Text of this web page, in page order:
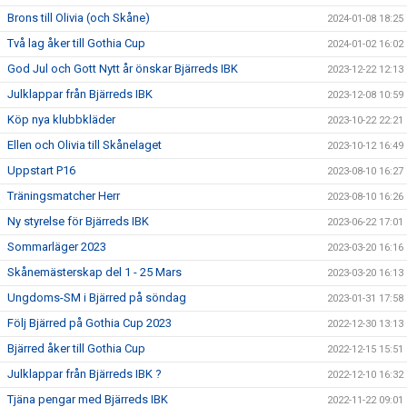
Brons till Olivia (och Skåne) 2024-01-08 18:25
Två lag åker till Gothia Cup 2024-01-02 16:02
God Jul och Gott Nytt år önskar Bjärreds IBK 2023-12-22 12:13
Julklappar från Bjärreds IBK 2023-12-08 10:59
Köp nya klubbkläder 2023-10-22 22:21
Ellen och Olivia till Skånelaget 2023-10-12 16:49
Uppstart P16 2023-08-10 16:27
Träningsmatcher Herr 2023-08-10 16:26
Ny styrelse för Bjärreds IBK 2023-06-22 17:01
Sommarläger 2023 2023-03-20 16:16
Skånemästerskap del 1 - 25 Mars 2023-03-20 16:13
Ungdoms-SM i Bjärred på söndag 2023-01-31 17:58
Följ Bjärred på Gothia Cup 2023 2022-12-30 13:13
Bjärred åker till Gothia Cup 2022-12-15 15:51
Julklappar från Bjärreds IBK ? 2022-12-10 16:32
Tjäna pengar med Bjärreds IBK 2022-11-22 09:01